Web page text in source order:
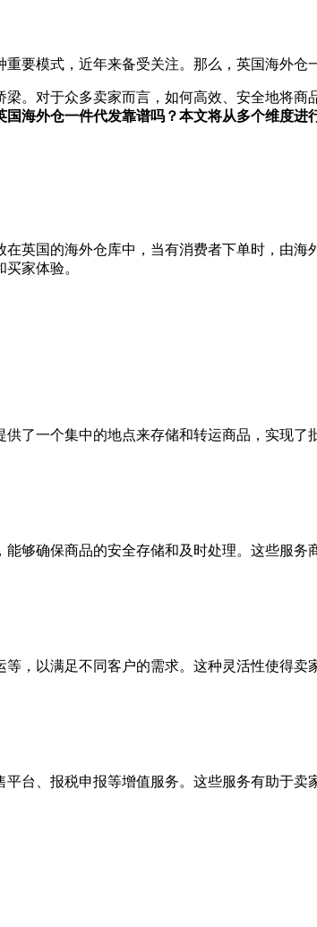
要模式，近年来备受关注。那么，英国海外仓
。对于众多卖家而言，如何高效、安全地将商
海外仓一件代发靠谱吗？本文将从多个维度进
英国的海外仓库中，当有消费者下单时，由
家体验。
了一个集中的地点来存储和转运商品，实现
够确保商品的安全存储和及时处理。这些服
，以满足不同客户的需求。这种灵活性使得
台、报税申报等增值服务。这些服务有助于卖